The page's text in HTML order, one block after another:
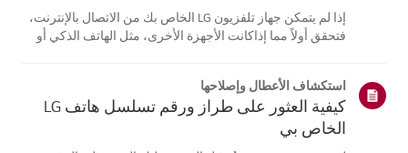
إذا لم يتمكن جهاز تلفزيون LG الخاص بك من الاتصال بالإنترنت،
فتحقق أولاً مما إذاكانت الأجهزة الأخرى، مثل الهاتف الذكي أو
تكمن في جها...
استكشاف الأعطال وإصلاحها
كيفية العثور على طراز ورقم تسلسل هاتف LG
الخاص بي